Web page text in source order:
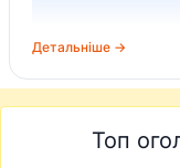
Детальніше →
Топ